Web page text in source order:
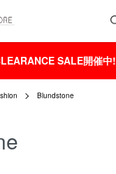
SALE開催中!
Blundstone